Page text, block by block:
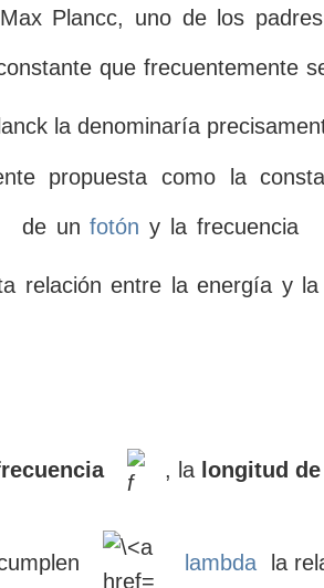
Plancc, uno de los
que frecuentemente
la denominaría
propuesta como la
de unfotón y la frecuencia
relación entre la energía y
, la longitud
lambda la